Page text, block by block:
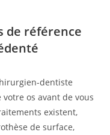
de référence
dentiste
votre os avant de vous
existent,
de surface,